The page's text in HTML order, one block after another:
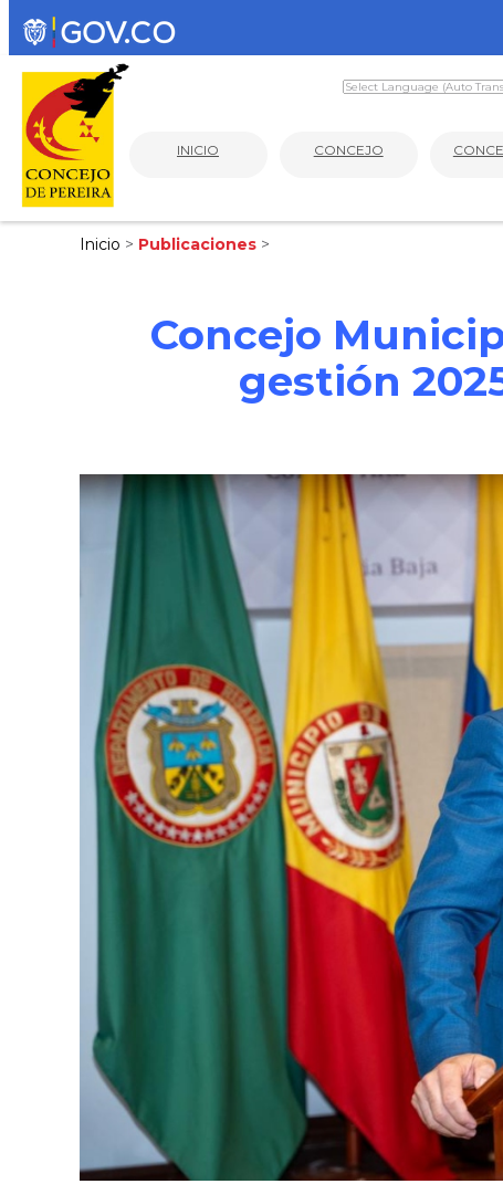
INICIO CONCEJO
Inicio > Publicaciones >
Concejo
gestión